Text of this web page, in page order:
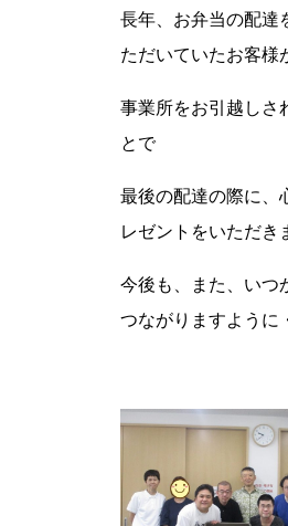
長年、お弁当の配達
ただいていたお客様
事業所をお引越しさ
とで
最後の配達の際に、
レゼントをいただき
今後も、また、いつ
つながりますように